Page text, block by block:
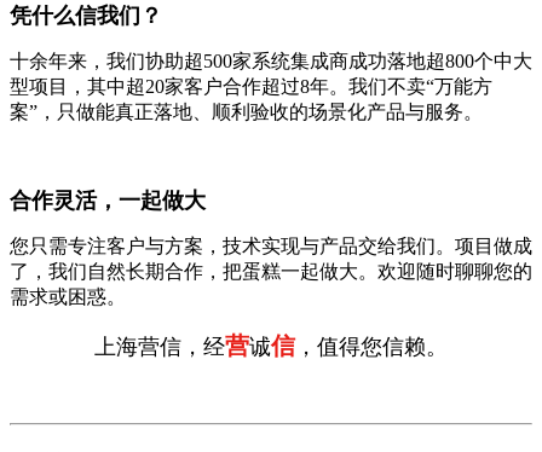
凭什么信我们？
十余年来，我们协助超500家系统集成商成功落地超800个中大
型项目，其中超20家客户合作超过8年。我们不卖“万能方
案”，只做能真正落地、顺利验收的场景化产品与服务。
合作灵活，一起做大
您只需专注客户与方案，技术实现与产品交给我们。项目做成
了，我们自然长期合作，把蛋糕一起做大。欢迎随时聊聊您的
需求或困惑。
上海营信，经营诚信，值得您信赖。